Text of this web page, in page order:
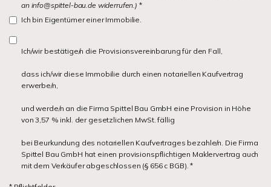
an info@spittel-bau.de widerrufen.) *
Ich bin Eigentümer einer Immobilie.
Ich/wir bestätige/n die Provisionsvereinbarung für den Fall,
dass ich/wir diese Immobilie durch einen notariellen Kaufvertrag
erwerbe/n,
und werde/n an die Firma Spittel Bau GmbH eine Provision in Höhe
von 3,57 % inkl. der gesetzlichen MwSt. fällig
bei Beurkundung des notariellen Kaufvertrages bezahle/n. Die Firma
Spittel Bau GmbH hat einen provisionspflichtigen Maklervertrag auch
mit dem Verkäufer abgeschlossen (§ 656 c BGB). *